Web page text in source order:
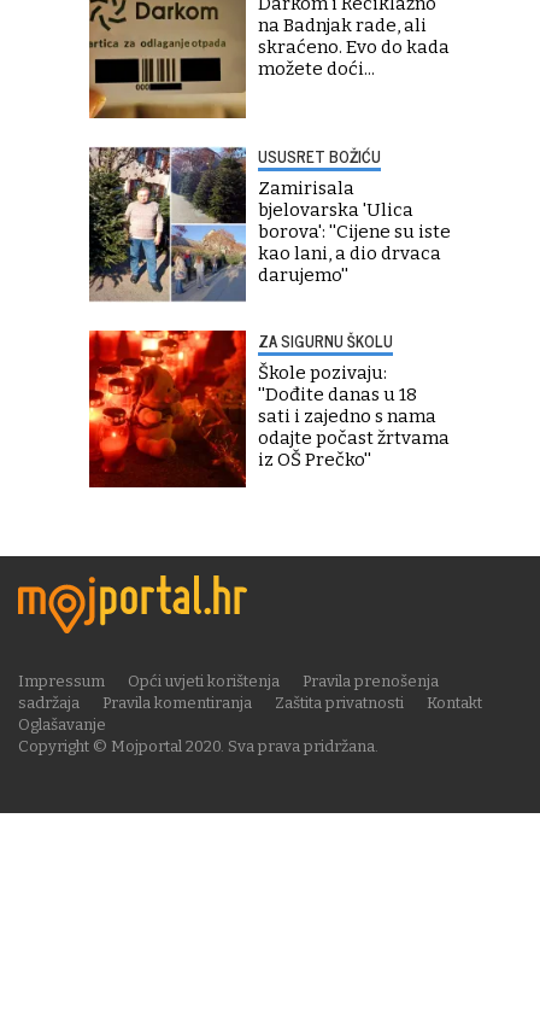
na Badnjak rade, ali
skraćeno. Evo do kada
možete doći...
USUSRET BOŽIĆU
Zamirisala
bjelovarska 'Ulica
borova': ''Cijene su iste
kao lani, a dio drvaca
darujemo''
ZA SIGURNU ŠKOLU
Škole pozivaju:
''Dođite danas u 18
sati i zajedno s nama
odajte počast žrtvama
iz OŠ Prečko''
Copyright © Mojportal 2020. Sva prava pridržana.
Impressum Opći uvjeti korištenja
Pravila prenošenja
sadržaja
Pravila komentiranja Zaštita privatnosti
Kontakt
Oglašavanje